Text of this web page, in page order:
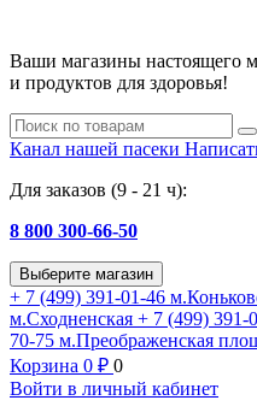
Ваши магазины настоящего
и продуктов для здоровья!
Канал нашей пасеки
Для заказов (9 - 21 ч):
8 800 300-66-50
Выберите магазин
+ 7 (499) 391-01-46
м.Сходненская + 7 (499) 391-
70-75 м.Преображенская
Корзина 0 ₽ 0
Войти в личный кабинет